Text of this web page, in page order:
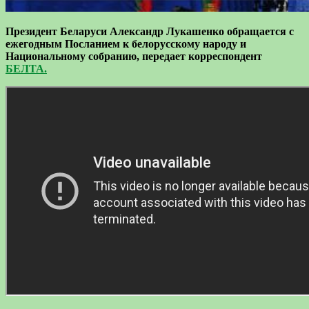
Президент Беларуси Александр Лукашенко обращается с
ежегодным Посланием к белорусскому народу и
Национальному собранию, передает корреспондент
БЕЛТА.